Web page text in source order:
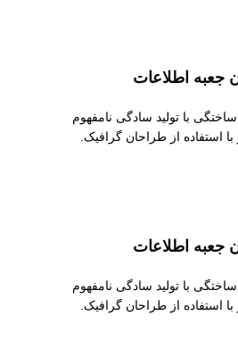
جعبه اطلاعات
با تولید سادگی نامفهوم
استفاده از طراحان گرافیک.
جعبه اطلاعات
با تولید سادگی نامفهوم
استفاده از طراحان گرافیک.